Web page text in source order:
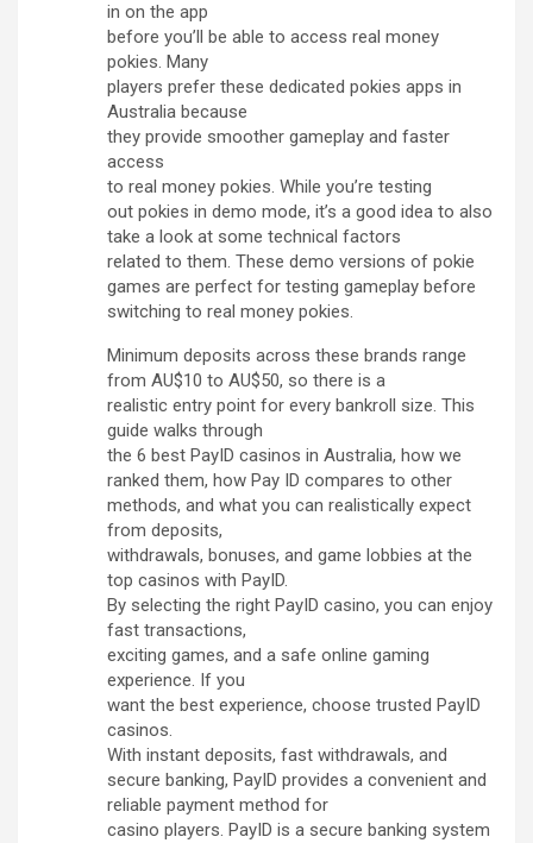
in on the app
before you’ll be able to access real money
pokies. Many
players prefer these dedicated pokies apps in
Australia because
they provide smoother gameplay and faster
access
to real money pokies. While you’re testing
out pokies in demo mode, it’s a good idea to also
take a look at some technical factors
related to them. These demo versions of pokie
games are perfect for testing gameplay before
switching to real money pokies.
Minimum deposits across these brands range
from AU$10 to AU$50, so there is a
realistic entry point for every bankroll size. This
guide walks through
the 6 best PayID casinos in Australia, how we
ranked them, how Pay ID compares to other
methods, and what you can realistically expect
from deposits,
withdrawals, bonuses, and game lobbies at the
top casinos with PayID.
By selecting the right PayID casino, you can enjoy
fast transactions,
exciting games, and a safe online gaming
experience. If you
want the best experience, choose trusted PayID
casinos.
With instant deposits, fast withdrawals, and
secure banking, PayID provides a convenient and
reliable payment method for
casino players. PayID is a secure banking system